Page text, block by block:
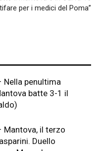
per i medici del Poma”
Nella penultima
batte 3-1 il
Mantova, il terzo
Duello